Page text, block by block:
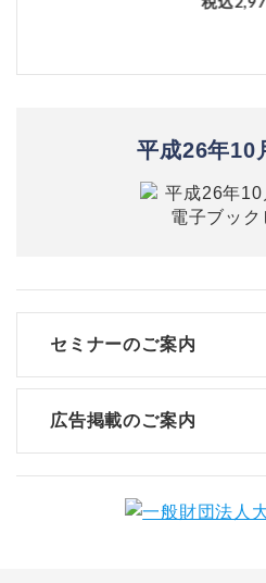
平成26年10
セミナーのご案内
広告掲載のご案内